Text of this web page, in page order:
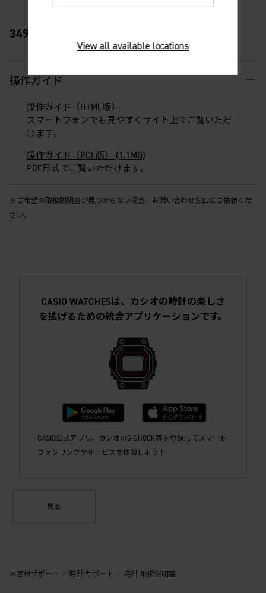
3495
操作ガイド
操作ガイド（HTML版）
スマートフォンでも見やすくサイト上でご覧いただ
けます。
操作ガイド（PDF版） (1.1MB)
PDF形式でご覧いただけます。
※ご希望の取扱説明書が見つからない場合、 お問い合わせ窓口にご依頼くだ
さい。
CASIO WATCHESは、カシオの時計の楽しさ
を拡げるための統合アプリケーションです。
CASIO公式アプリ。カシオのG-SHOCK等を登録してスマート
フォンリンクやサービスを体験しよう！
戻る
お客様サポート 時計 サポート 時計 取扱説明書
View all available locations